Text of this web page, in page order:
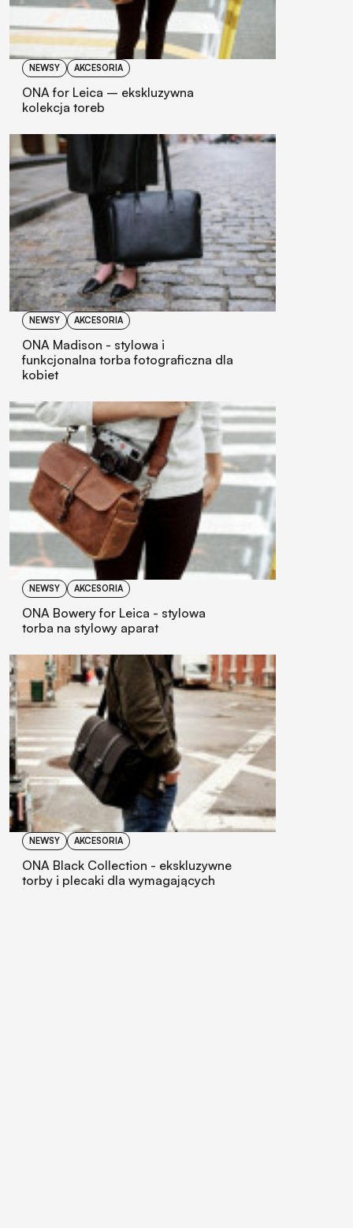
NEWSY AKCESORIA
ONA for Leica – ekskluzywna
kolekcja toreb
NEWSY AKCESORIA
ONA Madison - stylowa i
funkcjonalna torba fotograficzna dla
kobiet
NEWSY AKCESORIA
ONA Bowery for Leica - stylowa
torba na stylowy aparat
NEWSY AKCESORIA
ONA Black Collection - ekskluzywne
torby i plecaki dla wymagających